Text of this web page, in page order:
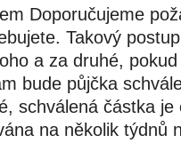
Doporučujeme
Takový
a za druhé,
bude půjčka
schválená částka
na několik týdnů